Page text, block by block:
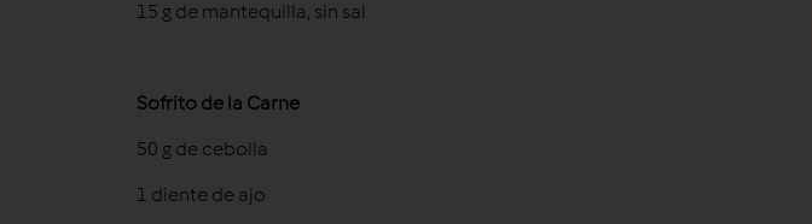
15 g de mantequilla, sin sal
Sofrito de la Carne
50 g de cebolla
1 diente de ajo